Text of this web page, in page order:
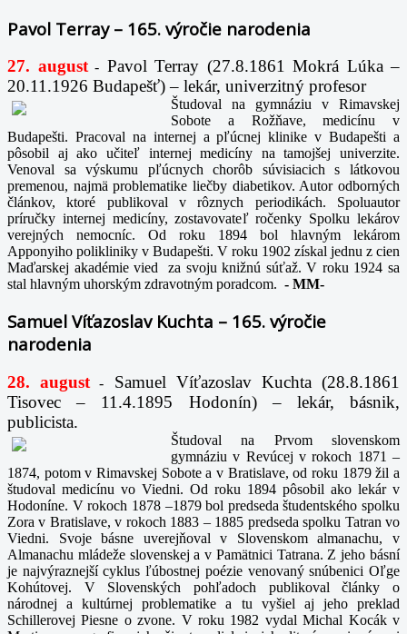
Pavol Terray – 165. výročie narodenia
27. august- Pavol Terray (27.8.1861 Mokrá Lúka –
20.11.1926 Budapešť) – lekár, univerzitný profesor
Študoval na gymnáziu v Rimavskej
Sobote a Rožňave, medicínu v
Budapešti. Pracoval na internej a pľúcnej klinike v Budapešti a
pôsobil aj ako učiteľ internej medicíny na tamojšej univerzite.
Venoval sa výskumu pľúcnych chorôb súvisiacich s látkovou
premenou, najmä problematike liečby diabetikov. Autor odborných
článkov, ktoré publikoval v rôznych periodikách. Spoluautor
príručky internej medicíny, zostavovateľ ročenky Spolku lekárov
verejných nemocníc. Od roku 1894 bol hlavným lekárom
Apponyiho polikliniky v Budapešti. V roku 1902 získal jednu z cien
Maďarskej akadémie vied za svoju knižnú súťaž. V roku 1924 sa
stal hlavným uhorským zdravotným poradcom. - MM-
Samuel Víťazoslav Kuchta – 165. výročie
narodenia
28. august -
Samuel Víťazoslav Kuchta (28.8.1861
Tisovec – 11.4.1895 Hodonín) – lekár, básnik,
publicista.
Študoval na Prvom slovenskom
gymnáziu v Revúcej v rokoch 1871 –
1874, potom v Rimavskej Sobote a v Bratislave, od roku 1879 žil a
študoval medicínu vo Viedni. Od roku 1894 pôsobil ako lekár v
Hodoníne. V rokoch 1878 –1879 bol predseda študentského spolku
Zora v Bratislave, v rokoch 1883 – 1885 predseda spolku Tatran vo
Viedni. Svoje básne uverejňoval v Slovenskom almanachu, v
Almanachu mládeže slovenskej a v Pamätnici Tatrana. Z jeho básní
je najvýraznejší cyklus ľúbostnej poézie venovaný snúbenici Oľge
Kohútovej. V Slovenských pohľadoch publikoval články o
národnej a kultúrnej problematike a tu vyšiel aj jeho preklad
Schillerovej Piesne o zvone. V roku 1982 vydal Michal Kocák v